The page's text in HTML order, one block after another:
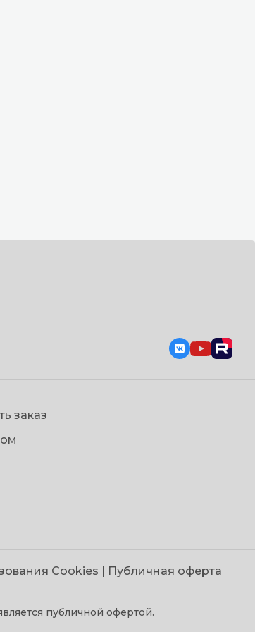
заказ
Cookies | Публичная оферта
публичной офертой.